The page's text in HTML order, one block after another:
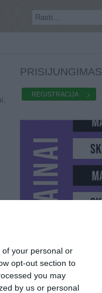
your personal or
opt-out section to
you may
by us or personal
PRISIJUNGIMAS
REGISTRACIJA